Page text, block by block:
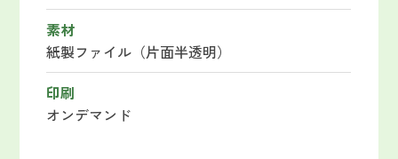
素材
紙製ファイル（片面半透明）
印刷
オンデマンド